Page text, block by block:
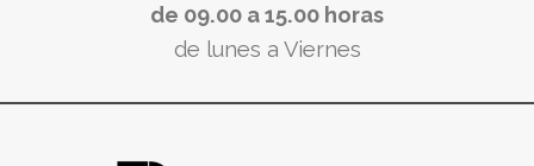
de 09.00 a 15.00 horas
de lunes a Viernes